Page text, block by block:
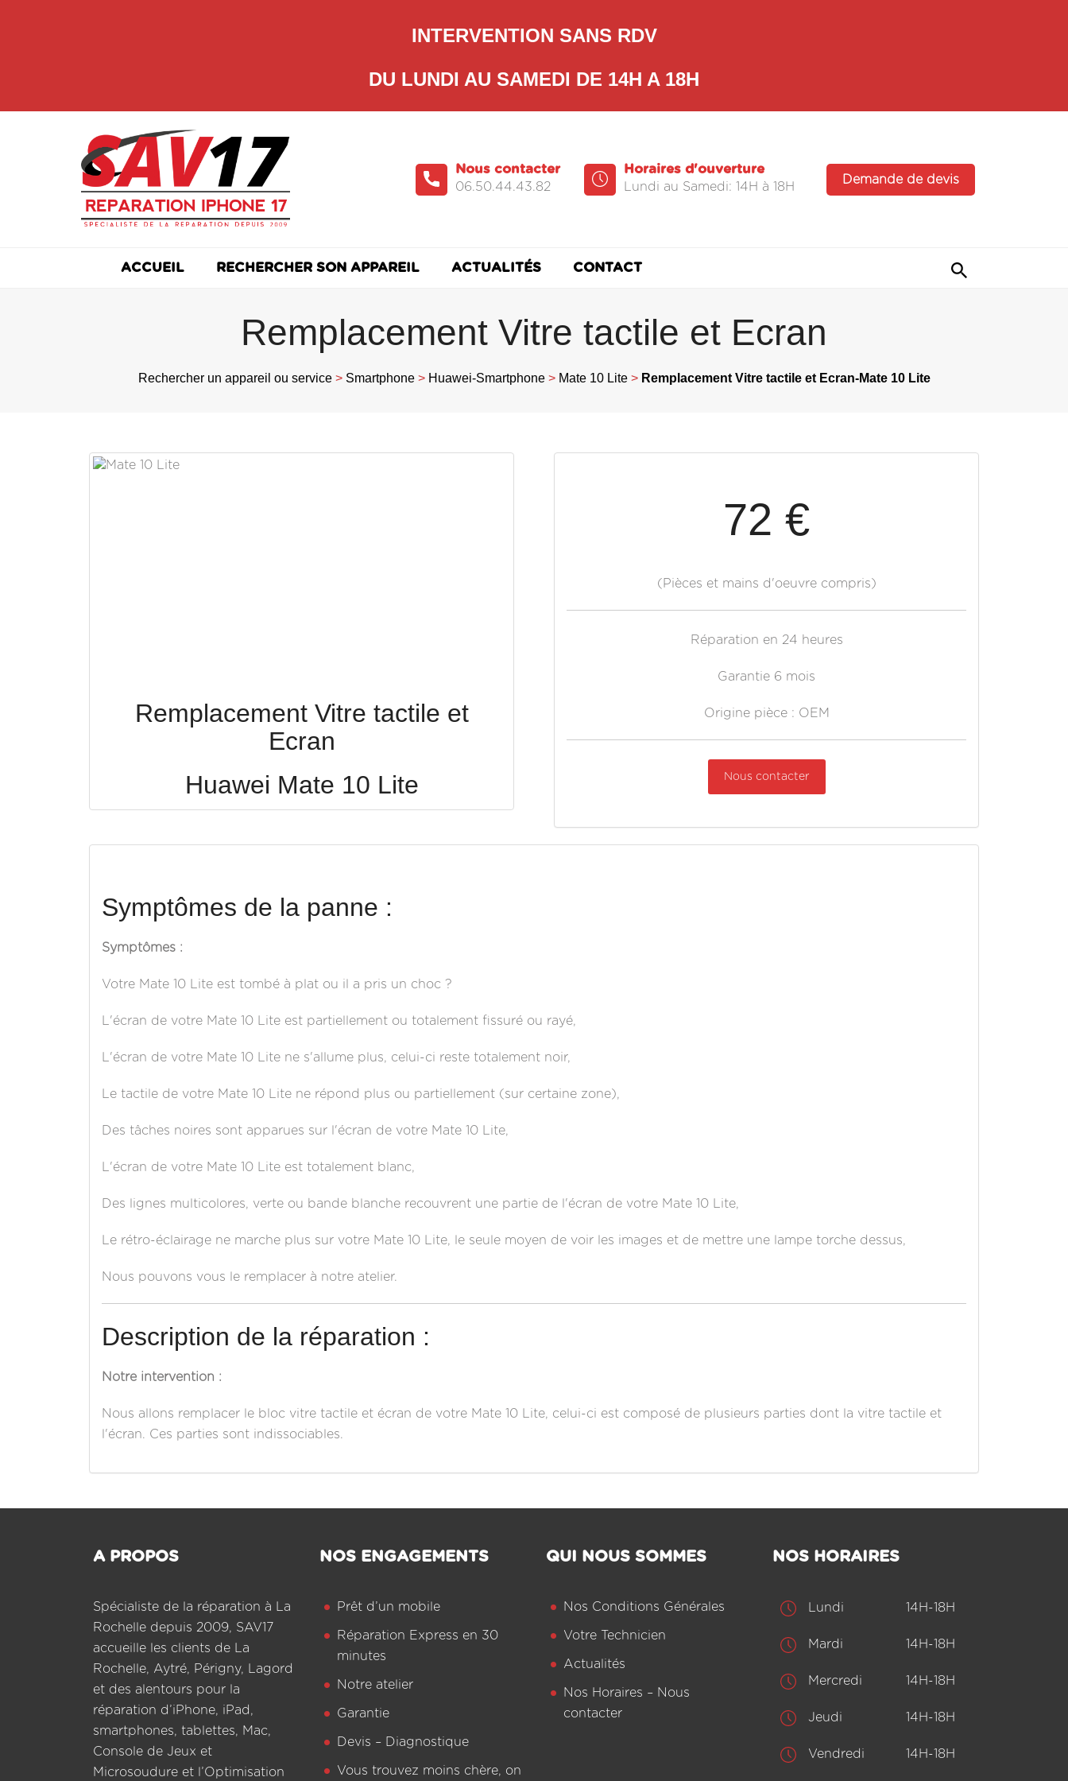
INTERVENTION SANS RDV
DU LUNDI AU SAMEDI DE 14H A 18H
Demande de devis
Horaires d'ouverture
Lundi au Samedi: 14H à 18H
Nous contacter
06.50.44.43.82
ACCUEIL RECHERCHER SON APPAREIL ACTUALITÉS CONTACT
Remplacement Vitre tactile et Ecran
Rechercher un appareil ou service> Smartphone> Huawei-Smartphone> Mate 10 Lite> Remplacement Vitre tactile et Ecran-Mate 10 Lite
Remplacement Vitre tactile et
Ecran
Huawei Mate 10 Lite
72 €
(Pièces et mains d'oeuvre compris)
Réparation en 24 heures
Garantie 6 mois
Origine pièce : OEM
Nous contacter
Symptômes de la panne :
Symptômes :
Votre Mate 10 Lite est tombé à plat ou il a pris un choc ?
L'écran de votre Mate 10 Lite est partiellement ou totalement fissuré ou rayé,
L'écran de votre Mate 10 Lite ne s'allume plus, celui-ci reste totalement noir,
Le tactile de votre Mate 10 Lite ne répond plus ou partiellement (sur certaine zone),
Des tâches noires sont apparues sur l'écran de votre Mate 10 Lite,
L'écran de votre Mate 10 Lite est totalement blanc,
Des lignes multicolores, verte ou bande blanche recouvrent une partie de l'écran de votre Mate 10 Lite,
Le rétro-éclairage ne marche plus sur votre Mate 10 Lite, le seule moyen de voir les images et de mettre une lampe torche dessus,
Nous pouvons vous le remplacer à notre atelier.
Description de la réparation :
Notre intervention :
Nous allons remplacer le bloc vitre tactile et écran de votre Mate 10 Lite, celui-ci est composé de plusieurs parties dont la vitre tactile et
l'écran. Ces parties sont indissociables.
A PROPOS
Spécialiste de la réparation à La
Rochelle depuis 2009, SAV17
accueille les clients de La
Rochelle, Aytré, Périgny, Lagord
et des alentours pour la
réparation d’iPhone, iPad,
smartphones, tablettes, Mac,
Console de Jeux et
Microsoudure et l’Optimisation
NOS ENGAGEMENTS
Prêt d’un mobile
Réparation Express en 30
minutes
Notre atelier
Garantie
Devis – Diagnostique
Vous trouvez moins chère, on
QUI NOUS SOMMES
Nos Conditions Générales
Votre Technicien
Actualités
Nos Horaires – Nous
contacter
NOS HORAIRES
Lundi 14H-18H
Mardi 14H-18H
Mercredi 14H-18H
Jeudi 14H-18H
Vendredi 14H-18H